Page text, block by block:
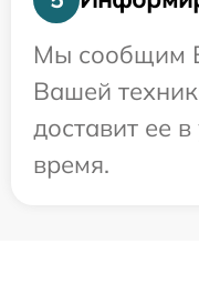
Мы сообщим
Вашей
доставит ее
время.